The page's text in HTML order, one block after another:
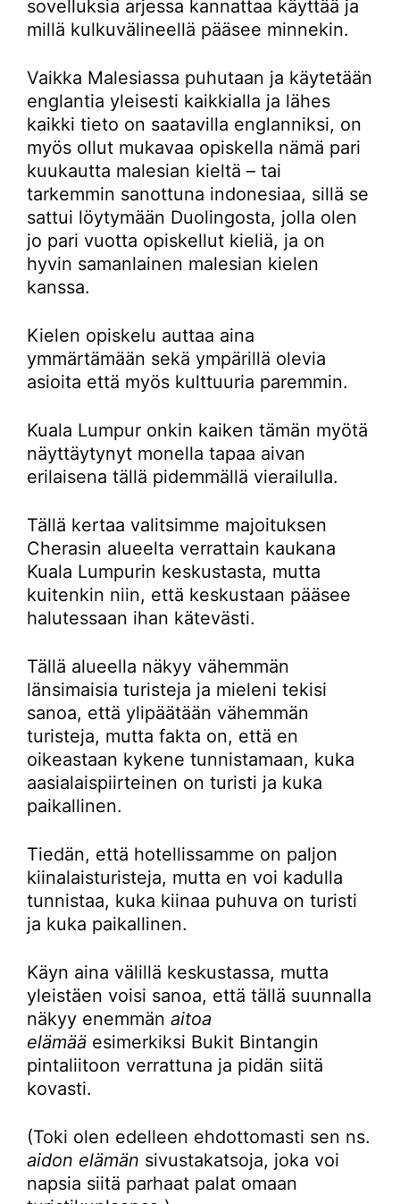
sovelluksia arjessa kannattaa käyttää ja
millä kulkuvälineellä pääsee minnekin.
Vaikka Malesiassa puhutaan ja käytetään
englantia yleisesti kaikkialla ja lähes
kaikki tieto on saatavilla englanniksi, on
myös ollut mukavaa opiskella nämä pari
kuukautta malesian kieltä – tai
tarkemmin sanottuna indonesiaa, sillä se
sattui löytymään Duolingosta, jolla olen
jo pari vuotta opiskellut kieliä, ja on
hyvin samanlainen malesian kielen
kanssa.
Kielen opiskelu auttaa aina
ymmärtämään sekä ympärillä olevia
asioita että myös kulttuuria paremmin.
Kuala Lumpur onkin kaiken tämän myötä
näyttäytynyt monella tapaa aivan
erilaisena tällä pidemmällä vierailulla.
Tällä kertaa valitsimme majoituksen
Cherasin alueelta verrattain kaukana
Kuala Lumpurin keskustasta, mutta
kuitenkin niin, että keskustaan pääsee
halutessaan ihan kätevästi.
Tällä alueella näkyy vähemmän
länsimaisia turisteja ja mieleni tekisi
sanoa, että ylipäätään vähemmän
turisteja, mutta fakta on, että en
oikeastaan kykene tunnistamaan, kuka
aasialaispiirteinen on turisti ja kuka
paikallinen.
Tiedän, että hotellissamme on paljon
kiinalaisturisteja, mutta en voi kadulla
tunnistaa, kuka kiinaa puhuva on turisti
ja kuka paikallinen.
Käyn aina välillä keskustassa, mutta
yleistäen voisi sanoa, että tällä suunnalla
näkyy enemmän aitoa
elämää esimerkiksi Bukit Bintangin
pintaliitoon verrattuna ja pidän siitä
kovasti.
(Toki olen edelleen ehdottomasti sen ns.
aidon elämän sivustakatsoja, joka voi
napsia siitä parhaat palat omaan